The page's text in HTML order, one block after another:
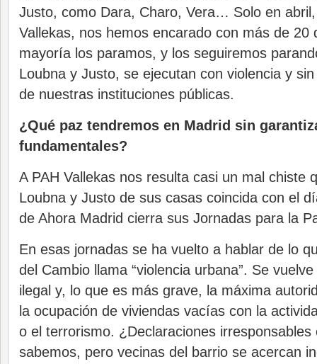
Justo, como Dara, Charo, Vera… Solo en
Vallekas, nos hemos encarado con más de 20
mayoría los paramos, y los seguiremos
Loubna y Justo, se ejecutan con violencia y
de nuestras instituciones públicas.
¿Qué paz tendremos en Madrid sin
fundamentales?
A PAH Vallekas nos resulta casi un mal chiste
Loubna y Justo de sus casas coincida con el
de Ahora Madrid cierra sus Jornadas para la
En esas jornadas se ha vuelto a hablar de lo
del Cambio llama “violencia urbana”. Se
ilegal y, lo que es más grave, la máxima
la ocupación de viviendas vacías con la
o el terrorismo. ¿Declaraciones irresponsables
sabemos, pero vecinas del barrio se acercan